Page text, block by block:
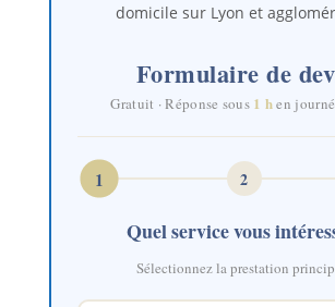
domicile sur Lyon et
Formulaire de
Gratuit · Réponse sous 1 hen
1 2
Quel service vous
Sélectionnez la prestation